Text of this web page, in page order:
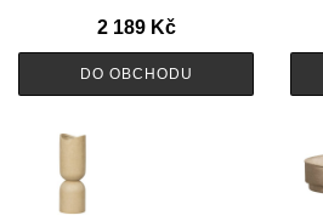
2 189 Kč
DO OBCHODU